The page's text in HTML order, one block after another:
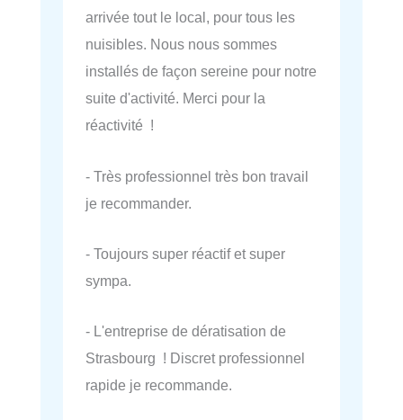
arrivée tout le local, pour tous les
nuisibles. Nous nous sommes
installés de façon sereine pour notre
suite d'activité. Merci pour la
réactivité !
- Très professionnel très bon travail
je recommander.
- Toujours super réactif et super
sympa.
- L'entreprise de dératisation de
Strasbourg ! Discret professionnel
rapide je recommande.